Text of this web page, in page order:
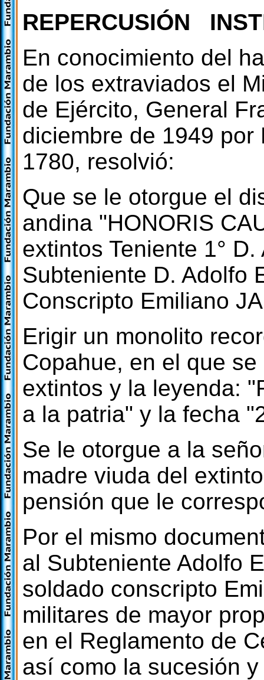
REPERCUSIÓN
En conocimiento del
de los extraviados el
de Ejército, General
diciembre de 1949 por
1780, resolvió:
Que se le otorgue el
andina "HONORIS
extintos Teniente 1°
Subteniente D. Adolfo
Conscripto Emiliano
Erigir un monolito
Copahue, en el que
extintos y la leyenda:
a la patria" y la fecha
Se le otorgue a la
madre viuda del
pensión que le
Por el mismo
al Subteniente Adolfo
soldado conscripto
militares de mayor
en el Reglamento de
así como la sucesión